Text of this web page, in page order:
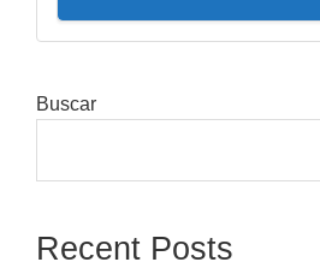
Barra
principal
Buscar
Recent Posts